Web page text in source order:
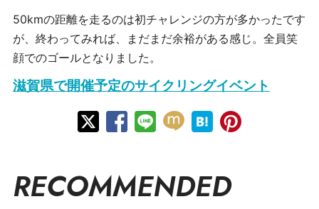
50kmの距離を走るのは初チャレンジの方が多かったです
が、終わってみれば、まだまだ余裕がある感じ。全員笑
顔でのゴールとなりました。
滋賀県で開催予定のサイクリングイベント
RECOMMENDED